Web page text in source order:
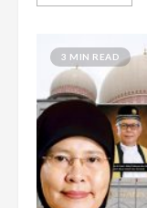
3 MIN READ